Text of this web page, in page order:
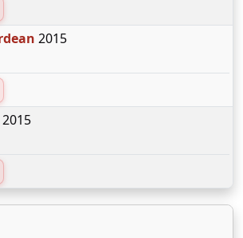
2015
2015